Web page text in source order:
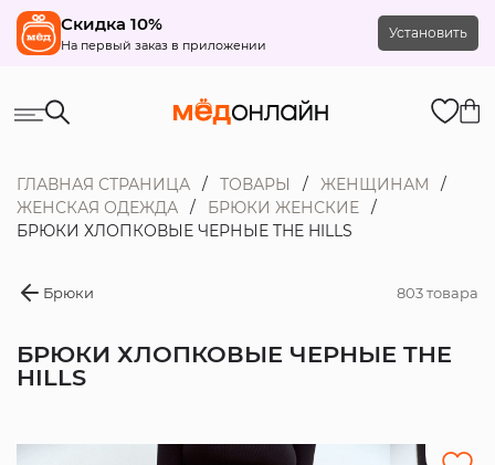
Скидка 10%
На первый заказ в приложении
Установить
ГЛАВНАЯ СТРАНИЦА ТОВАРЫ
ЖЕНЩИНАМ
ЖЕНСКАЯ ОДЕЖДА
БРЮКИ ЖЕНСКИЕ
БРЮКИ ХЛОПКОВЫЕ ЧЕРНЫЕ THE HILLS
Брюки 803 товара
БРЮКИ ХЛОПКОВЫЕ ЧЕРНЫЕ THE
HILLS